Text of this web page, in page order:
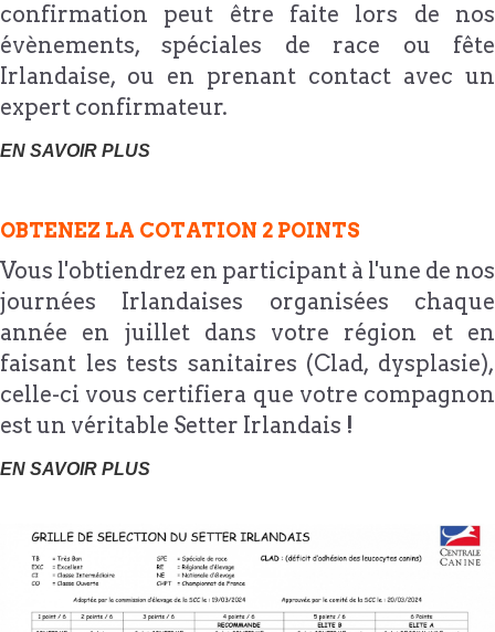
confirmation peut être faite lors de nos
évènements, spéciales de race ou fête
Irlandaise, ou en prenant contact avec un
expert confirmateur.
EN SAVOIR PLUS
OBTENEZ LA COTATION 2 POINTS
Vous l'obtiendrez en participant à l'une de nos
journées Irlandaises organisées chaque
année en juillet dans votre région et en
faisant les tests sanitaires (Clad, dysplasie),
celle-ci vous certifiera que votre compagnon
est un véritable Setter Irlandais !
EN SAVOIR PLUS